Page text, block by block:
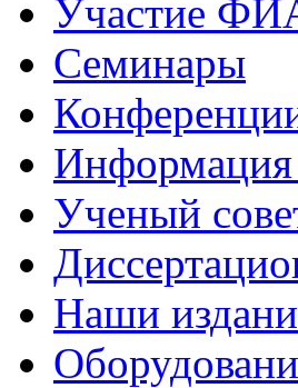
Участие
Семинары
Ученый
Наши